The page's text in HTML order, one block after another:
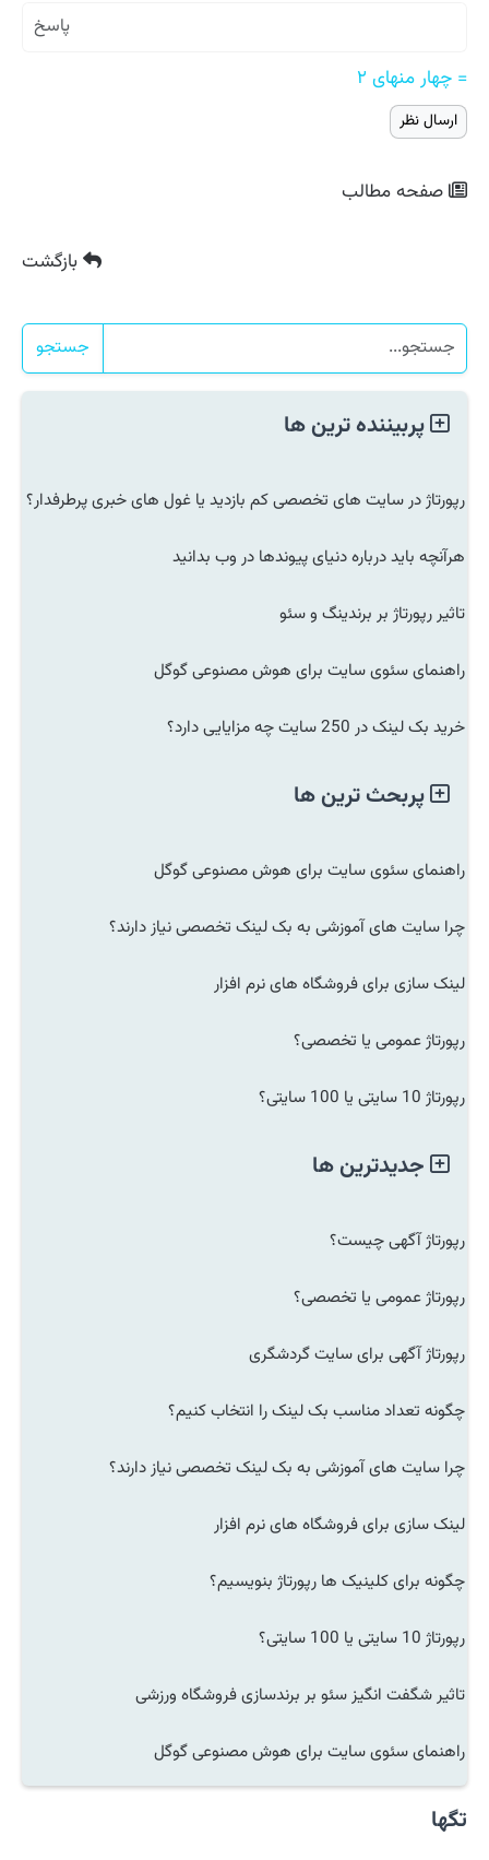
= چهار منهای ۲
صفحه مطالب
بازگشت
جستجو
پربیننده ترین ها
رپورتاژ در سایت های تخصصی کم بازدید یا غول های خبری پرطرفدار؟
هرآنچه باید درباره دنیای پیوندها در وب بدانید
تاثیر رپورتاژ بر برندینگ و سئو
راهنمای سئوی سایت برای هوش مصنوعی گوگل
خرید بک لینک در 250 سایت چه مزایایی دارد؟
پربحث ترین ها
راهنمای سئوی سایت برای هوش مصنوعی گوگل
چرا سایت های آموزشی به بک لینک تخصصی نیاز دارند؟
لینک سازی برای فروشگاه های نرم افزار
رپورتاژ عمومی یا تخصصی؟
رپورتاژ 10 سایتی یا 100 سایتی؟
جدیدترین ها
رپورتاژ آگهی چیست؟
رپورتاژ عمومی یا تخصصی؟
رپورتاژ آگهی برای سایت گردشگری
چگونه تعداد مناسب بک لینک را انتخاب کنیم؟
چرا سایت های آموزشی به بک لینک تخصصی نیاز دارند؟
لینک سازی برای فروشگاه های نرم افزار
چگونه برای کلینیک ها رپورتاژ بنویسیم؟
رپورتاژ 10 سایتی یا 100 سایتی؟
تاثیر شگفت انگیز سئو بر برندسازی فروشگاه ورزشی
راهنمای سئوی سایت برای هوش مصنوعی گوگل
تگها